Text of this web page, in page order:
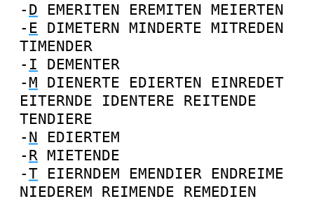
- D EMERITEN EREMITEN MEIERTEN
- E DIMETERN MINDERTE MITREDEN
TIMENDER
- I
DEMENTER
-M DIENERTE EDIERTEN
EINREDET
EITERNDE
IDENTERE REITENDE
TENDIERE
- N
EDIERTEM
- R MIETENDE
-T EIERNDEM EMENDIER ENDREIME
NIEDEREM REIMENDE REMEDIEN